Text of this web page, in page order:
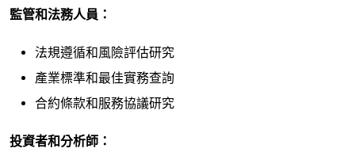
監管和法務人員：
法規遵循和風險評估研究
產業標準和最佳實務查詢
合約條款和服務協議研究
投資者和分析師：